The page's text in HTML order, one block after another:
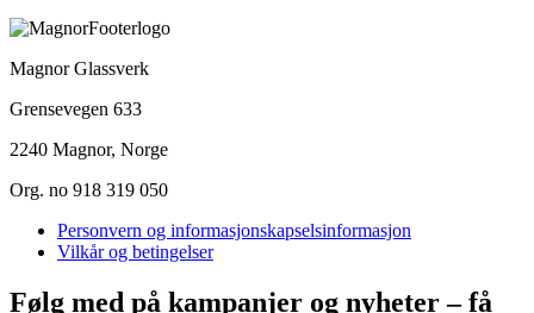
Magnor Glassverk
Grensevegen 633
2240 Magnor, Norge
Org. no 918 319 050
Personvern og informasjonskapselsinformasjon
Vilkår og betingelser
Følg med på kampanjer og nyheter – få